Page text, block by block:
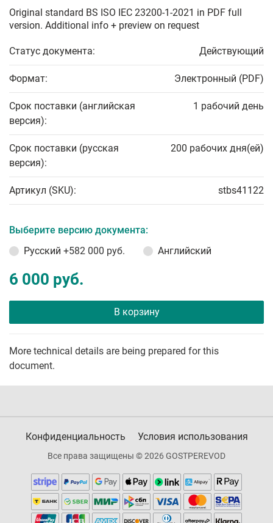
Original standard BS ISO IEC 23200-1-2021 in PDF full
version. Additional info + preview on request
Статус документа: Действующий
Формат: Электронный (PDF)
Срок поставки (английская
версия):
1 рабочий день
Срок поставки (русская
версия):
200 рабочих дня(ей)
Артикул (SKU): stbs41122
Выберите версию документа:
Русский +582 000 руб. Английский
6 000 руб.
В корзину
More technical details are being prepared for this
document.
Конфиденциальность Условия использования
Все права защищены © 2026 GOSTPEREVOD